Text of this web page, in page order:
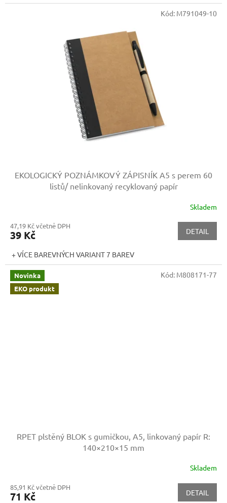
EKOLOGICKÝ POZNÁMKOVÝ ZÁPISNÍK A5 s perem 60
listů/ nelinkovaný recyklovaný papír
Skladem
47,19 Kč včetně DPH
39 Kč DETAIL
+ VÍCE BAREVNÝCH VARIANT 7 BAREV
Kód: M791049-10
Novinka
EKO produkt
RPET plstěný BLOK s gumičkou, A5, linkovaný papír R:
140×210×15 mm
Skladem
85,91 Kč včetně DPH
71 Kč DETAIL
Kód: M808171-77